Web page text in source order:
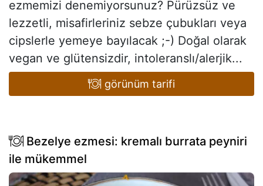
ezmemizi denemiyorsunuz? Pürüzsüz ve
lezzetli, misafirleriniz sebze çubukları veya
cipslerle yemeye bayılacak ;-) Doğal olarak
vegan ve glütensizdir, intoleranslı/alerjik...
görünüm tarifi
Bezelye ezmesi: kremalı burrata peyniri
ile mükemmel